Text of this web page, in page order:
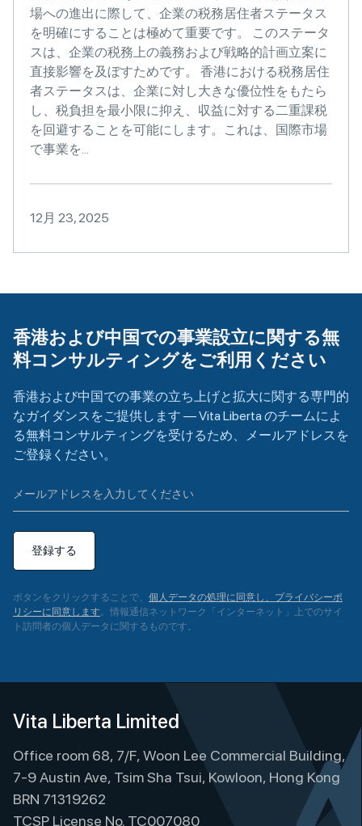
場への進出に際して、企業の税務居住者ステータス
を明確にすることは極めて重要です。 このステータ
スは、企業の税務上の義務および戦略的計画立案に
直接影響を及ぼすためです。 香港における税務居住
者ステータスは、企業に対し大きな優位性をもたら
し、税負担を最小限に抑え、収益に対する二重課税
を回避することを可能にします。これは、国際市場
で事業を...
12月 23, 2025
香港および中国での事業設立に関する無
料コンサルティングをご利用ください
香港および中国での事業の立ち上げと拡大に関する専門的
なガイダンスをご提供します — Vita Liberta のチームによ
る無料コンサルティングを受けるため、メールアドレスを
ご登録ください。
登録する
ボタンをクリックすることで、 個人データの処理に同意し、プライバシーポ
リシーに同意します。情報通信ネットワーク「インターネット」上でのサイ
ト訪問者の個人データに関するものです。
l
e
n
a
t
i
Vita Liberta Limited
Office room 68, 7/F, Woon Lee Commercial Building,
7-9 Austin Ave, Tsim Sha Tsui, Kowloon, Hong Kong
BRN 71319262
TCSP License No. TC007080